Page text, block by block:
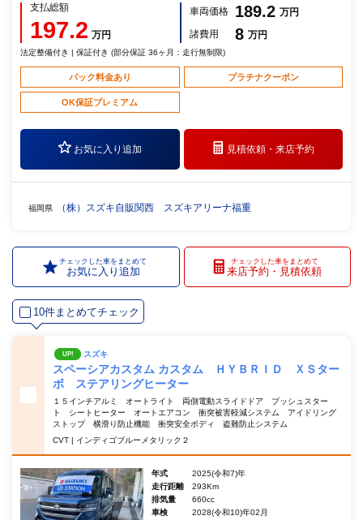
支払総額
197.2 万円
車両価格 189.2 万円
諸費用
8 万円
法定整備付き | 保証付き (部分保証 36ヶ月：走行無制限)
パック料金あり プラチナクーポン
OK保証プレミアム
お気に入り追加 見積依頼・来店予約
福岡県 （株）スズキ自販関西 スズキアリーナ福重
チェックした車をまとめて
お気に入り追加
チェックした車をまとめて
来店予約・見積依頼
10件まとめてチェック
UP! スズキ
スペーシアカスタム カスタム ＨＹＢＲＩＤ ＸＳター
ボ ステアリングヒーター
１５インチアルミ オートライト 両側電動スライドドア プッシュスター
ト シートヒーター オートエアコン 衝突被害軽減システム アイドリング
ストップ 横滑り防止機能 衝突安全ボディ 盗難防止システム
CVT | インディゴブルーメタリック２
年式
2025(令和7)年
走行距離
293Km
排気量
660cc
車検
2028(令和10)年02月